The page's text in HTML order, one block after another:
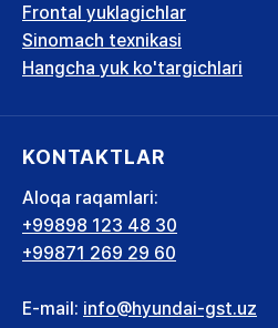
Frontal yuklagichlar
Sinomach texnikasi
Hangcha yuk ko'targichlari
KONTAKTLAR
Aloqa raqamlari:
+99898 123 48 30
+99871 269 29 60
E-mail: info@hyundai-gst.uz